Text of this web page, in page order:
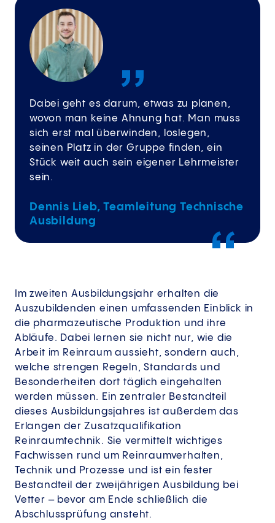
Dabei geht es darum, etwas zu planen,
wovon man keine Ahnung hat. Man muss
sich erst mal überwinden, loslegen,
seinen Platz in der Gruppe finden, ein
Stück weit auch sein eigener Lehrmeister
sein.
Dennis Lieb, Teamleitung Technische
Ausbildung
Im zweiten Ausbildungsjahr erhalten die
Auszubildenden einen umfassenden Einblick in
die pharmazeutische Produktion und ihre
Abläufe. Dabei lernen sie nicht nur, wie die
Arbeit im Reinraum aussieht, sondern auch,
welche strengen Regeln, Standards und
Besonderheiten dort täglich eingehalten
werden müssen. Ein zentraler Bestandteil
dieses Ausbildungsjahres ist außerdem das
Erlangen der Zusatzqualifikation
Reinraumtechnik. Sie vermittelt wichtiges
Fachwissen rund um Reinraumverhalten,
Technik und Prozesse und ist ein fester
Bestandteil der zweijährigen Ausbildung bei
Vetter – bevor am Ende schließlich die
Abschlussprüfung ansteht.